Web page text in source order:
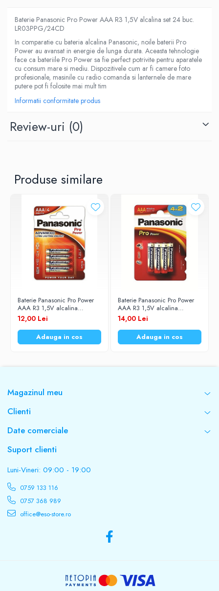
Baterie Panasonic Pro Power AAA R3 1,5V alcalina set 24 buc.
LR03PPG/24CD
In comparatie cu bateria alcalina Panasonic, noile baterii Pro
Power au avansat in energie de lunga durata. Aceasta tehnologie
face ca bateriile Pro Power sa fie perfect potrivite pentru aparatele
cu consum mare si mediu. Dispozitivele cum ar fi camere foto
profesionale, masinile cu radio comanda si lanternele de mare
putere pot fi folosite mai mult tim
Informatii conformitate produs
Review-uri (0)
Produse similare
Baterie Panasonic Pro Power
AAA R3 1,5V alcalina
LR03PPG/4BP set 4 buc.
12,00 Lei
Adauga in cos
Baterie Panasonic Pro Power
AAA R3 1,5V alcalina
LR03PPG/6BP set 6 buc.
14,00 Lei
Adauga in cos
Magazinul meu
Clienti
Date comerciale
Suport clienti
Luni-Vineri: 09:00 - 19:00
0759 133 116
0757 368 989
office@eso-store.ro